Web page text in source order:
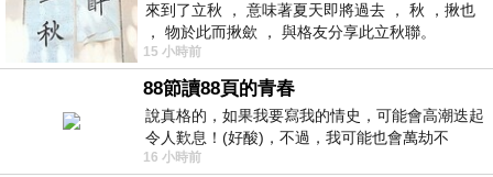
來到了立秋 ， 意味著夏天即將過去 ， 秋 ，揪也
， 物於此而揪歛 ， 與格友分享此立秋聯。
15 小時前
88節讀88頁的青春
說真格的，如果我要寫我的情史，可能會高潮迭起
令人歎息！(好酸)，不過，我可能也會萬劫不
復...，每天跪鍵盤還是被判了花心的罪
16 小時前